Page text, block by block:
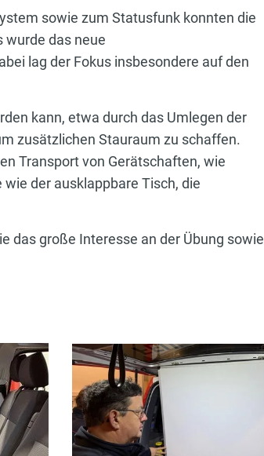
sowie zum Statusfunk konnten die
wurde das neue
lag der Fokus insbesondere auf den
kann, etwa durch das Umlegen der
zusätzlichen Stauraum zu schaffen.
Transport von Gerätschaften, wie
der ausklappbare Tisch, die
das große Interesse an der Übung sowie